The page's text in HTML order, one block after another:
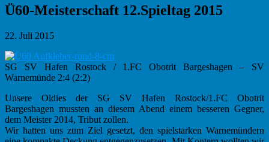
Ü60-Meisterschaft 12.Spieltag 2015
22. Juli 2015
SG SV Hafen Rostock / 1.FC Obotrit Bargeshagen – SV
Warnemünde 2:4 (2:2)
Unsere Oldies der SG SV Hafen Rostock/1.FC Obotrit
Bargeshagen mussten an diesem Abend einem besseren Gegner,
dem Meister 2014, Tribut zollen.
Wir hatten uns zum Ziel gesetzt, den spielstarken Warnemündern